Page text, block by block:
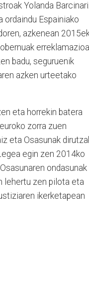
Yolanda Barcinari.
Espainiako
azkenean
erreklamazioa
badu, seguruenik
azken urteetako
eta horrekin batera
zorra zuen
eta Osasunak
egin zen 2014ko
ondasunak
lehertu zen pilota eta
ikerketapean